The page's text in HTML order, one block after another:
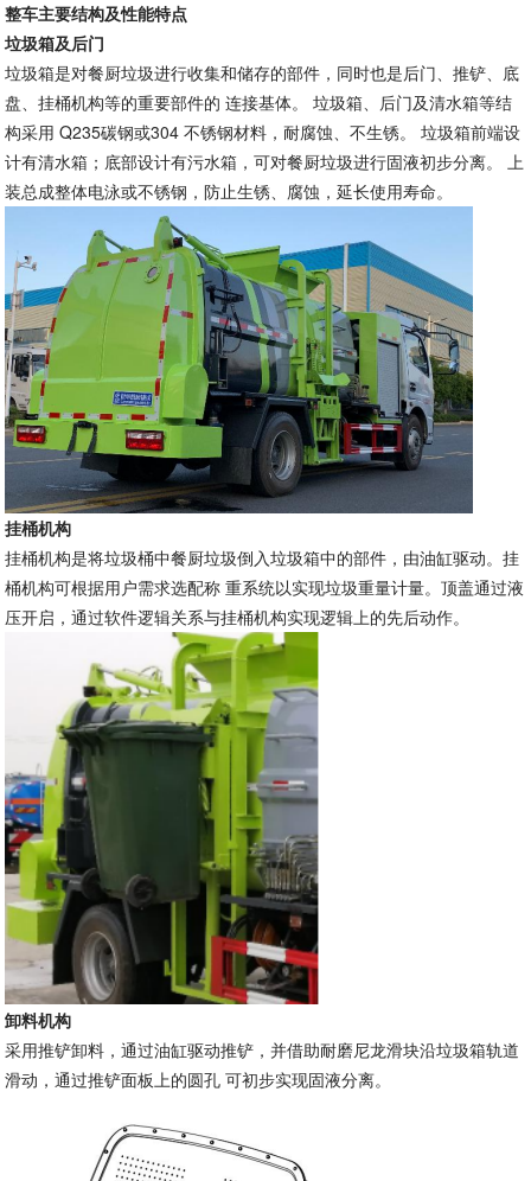
整车主要结构及性能特点
垃圾箱及后门
垃圾箱是对餐厨垃圾进行收集和储存的部件，同时也是后门、推铲、底
盘、挂桶机构等的重要部件的 连接基体。 垃圾箱、后门及清水箱等结
构采用 Q235碳钢或304 不锈钢材料，耐腐蚀、不生锈。 垃圾箱前端设
计有清水箱；底部设计有污水箱，可对餐厨垃圾进行固液初步分离。 上
装总成整体电泳或不锈钢，防止生锈、腐蚀，延长使用寿命。
挂桶机构
挂桶机构是将垃圾桶中餐厨垃圾倒入垃圾箱中的部件，由油缸驱动。挂
桶机构可根据用户需求选配称 重系统以实现垃圾重量计量。顶盖通过液
压开启，通过软件逻辑关系与挂桶机构实现逻辑上的先后动作。
卸料机构
采用推铲卸料，通过油缸驱动推铲，并借助耐磨尼龙滑块沿垃圾箱轨道
滑动，通过推铲面板上的圆孔 可初步实现固液分离。